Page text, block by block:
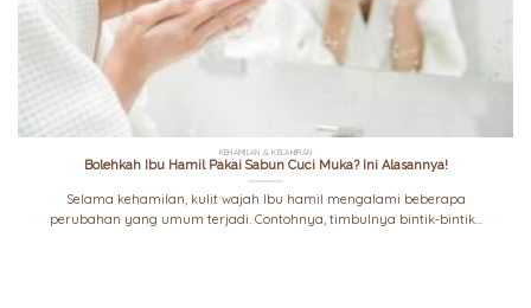
KEHAMILAN & KELAHIRAN
Bolehkah Ibu Hamil Pakai Sabun Cuci Muka? Ini Alasannya!
Selama kehamilan, kulit wajah Ibu hamil mengalami beberapa
perubahan yang umum terjadi. Contohnya, timbulnya bintik-bintik...